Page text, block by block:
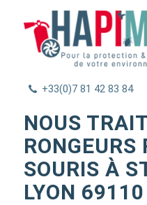
+33(0)7 81 42 83 84
NOUS
RONGEURS
SOURIS À
LYON 69110